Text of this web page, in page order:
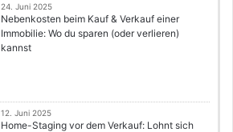
24. Juni 2025
Nebenkosten beim Kauf & Verkauf einer
Immobilie: Wo du sparen (oder verlieren)
kannst
12. Juni 2025
Home-Staging vor dem Verkauf: Lohnt sich